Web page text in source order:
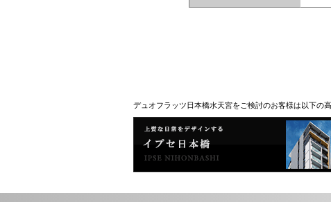
デュオフラッツ日本橋水天宮をご検討のお客様は以下の